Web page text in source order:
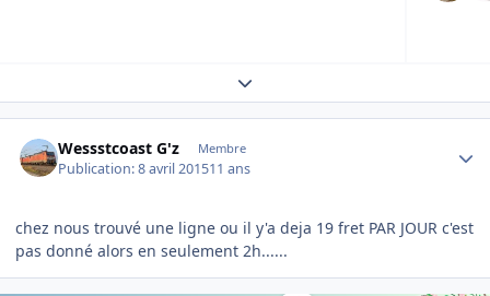
Expand topic overview
Wessstcoast G'z Membre
Publication:8 avril 201511 ans
chez nous trouvé une ligne ou il y'a deja 19 fret PAR JOUR c'est
pas donné alors en seulement 2h......